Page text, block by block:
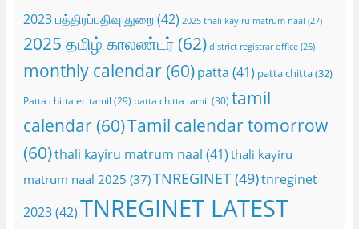
2023 பத்திரப்பதிவு துறை(42) 2025 thali kayiru matrum naal (27)
2025 தமிழ் காலண்டர்(62) district registrar office(26)
monthly calendar(60) patta (41) patta chitta(32)
Patta chitta ec tamil (29) patta chitta tamil (30) tamil
calendar(60)Tamil calendar tomorrow
(60)thali kayiru matrum naal (41) thali kayiru
matrum naal 2025 (37)TNREGINET(49)tnreginet
2023(42)TNREGINET LATEST